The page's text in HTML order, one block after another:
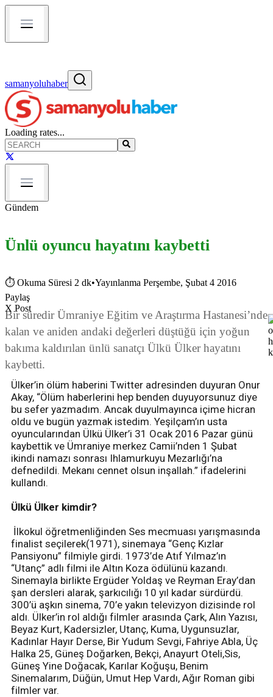
samanyoluhaber
Loading rates...
Gündem
Ünlü oyuncu hayatını kaybetti
⏱ Okuma Süresi 2 dk•Yayınlanma Perşembe, Şubat 4 2016
Paylaş
X Post
Bir süredir Ümraniye Eğitim ve Araştırma Hastanesi’nde
kalan ve aniden andaki değerleri düştüğü için yoğun
bakıma kaldırılan ünlü sanatçı Ülkü Ülker hayatını
kaybetti.
Ülker’in ölüm haberini Twitter adresinden duyuran Onur
Akay, “Ölüm haberlerini hep benden duyuyorsunuz diye
bu sefer yazmadım. Ancak duyulmayınca içime hicran
oldu ve bugün yazmak istedim. Yeşilçam’ın usta
oyuncularından Ülkü Ülker’i 31 Ocak 2016 Pazar günü
kaybettik ve Ümraniye merkez Camii’nden 1 Şubat
ikindi namazı sonrası Ihlamurkuyu Mezarlığı’na
defnedildi. Mekanı cennet olsun inşallah.” ifadelerini
kullandı.
Ülkü Ülker kimdir?
İlkokul öğretmenliğinden Ses mecmuası yarışmasında
finalist seçilerek(1971), sinemaya “Genç Kızlar
Pansiyonu” filmiyle girdi. 1973’de Atıf Yılmaz’ın
“Utanç” adlı filmi ile Altın Koza ödülünü kazandı.
Sinemayla birlikte Ergüder Yoldaş ve Reyman Eray’dan
şan dersleri alarak, şarkıcılığı 10 yıl kadar sürdürdü.
300’ü aşkın sinema, 70’e yakın televizyon dizisinde rol
aldı. Ülker’in rol aldığı filmler arasında Çark, Alın Yazısı,
Beyaz Kurt, Kadersizler, Utanç, Kuma, Uygunsuzlar,
Kadınlar Hayır Derse, Bir Yudum Sevgi, Fahriye Abla, Üç
Halka 25, Güneş Doğarken, Bekçi, Anayurt Oteli,Sis,
Güneş Yine Doğacak, Karılar Koğuşu, Benim
Sinemalarım, Düğün, Umut Hep Vardı, Ağır Roman gibi
filmler var.